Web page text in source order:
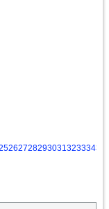
262728293031 32333435